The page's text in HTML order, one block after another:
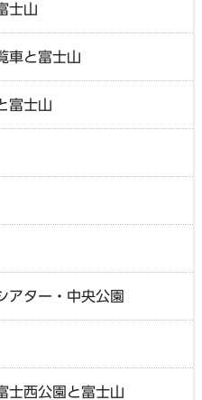
士山
車と富士山
富士山
アター・中央公園
士西公園と富士山